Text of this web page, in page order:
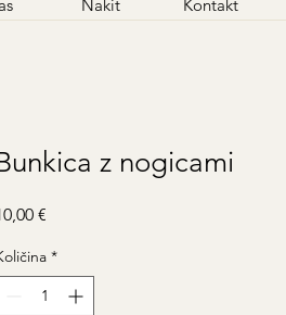
z nogicami
€
*
Nakit Kontakt